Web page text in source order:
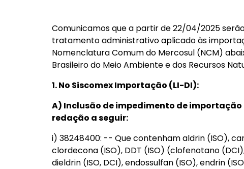
Comunicamos que a partir de 22/04/2025
tratamento administrativo aplicado às
Nomenclatura Comum do Mercosul (NCM)
Brasileiro do Meio Ambiente e dos Recursos
1. No Siscomex Importação (LI-DI):
A) Inclusão de impedimento de
redação a seguir:
i) 38248400: -- Que contenham aldrin (ISO),
clordecona (ISO), DDT (ISO) (clofenotano
dieldrin (ISO, DCI), endossulfan (ISO), endrin